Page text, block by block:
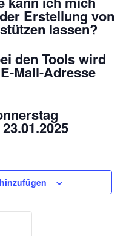
Erstellung von
lassen?
den Tools wird
Mail-Adresse